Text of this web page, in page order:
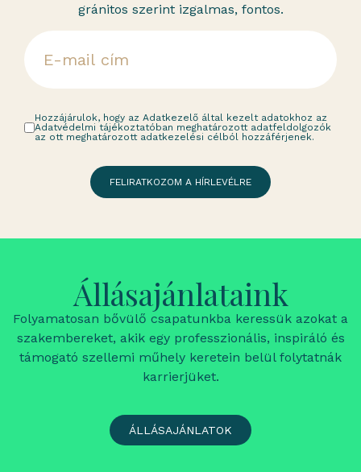
gránitos szerint izgalmas, fontos.
Hozzájárulok, hogy az Adatkezelő által kezelt adatokhoz az
Adatvédelmi tájékoztatóban meghatározott adatfeldolgozók
az ott meghatározott adatkezelési célból hozzáférjenek.
FELIRATKOZOM A HÍRLEVÉLRE
Állásajánlataink
Folyamatosan bővülő csapatunkba keressük azokat a
szakembereket, akik egy professzionális, inspiráló és
támogató szellemi műhely keretein belül folytatnák
karrierjüket.
ÁLLÁSAJÁNLATOK